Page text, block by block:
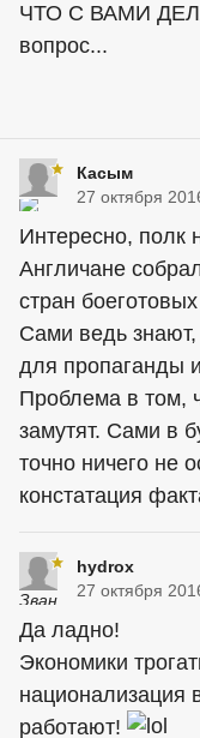
ЧТО С ВАМИ
вопрос...
Касым
27 октября
Интересно, полк
Англичане
стран
Сами ведь знают,
для пропаганды
Проблема в том,
замутят. Сами в
точно ничего не
констатация
hydrox
27 октября
Да ладно!
Экономики
национализация
работают!